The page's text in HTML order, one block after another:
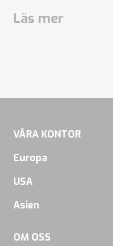
Läs mer
VÅRA KONTOR
Europa
USA
Asien
OM OSS